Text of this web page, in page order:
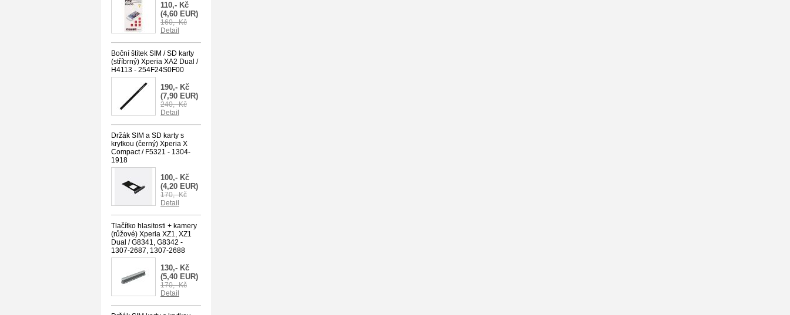
110,- Kč
(4,60 EUR)
160,- Kč
Detail
Boční štítek SIM / SD karty
(stříbrný) Xperia XA2 Dual /
H4113 - 254F24S0F00
190,- Kč
(7,90 EUR)
240,- Kč
Detail
Držák SIM a SD karty s
krytkou (černý) Xperia X
Compact / F5321 - 1304-
1918
100,- Kč
(4,20 EUR)
170,- Kč
Detail
Tlačítko hlasitosti + kamery
(růžové) Xperia XZ1, XZ1
Dual / G8341, G8342 -
1307-2687, 1307-2688
130,- Kč
(5,40 EUR)
170,- Kč
Detail